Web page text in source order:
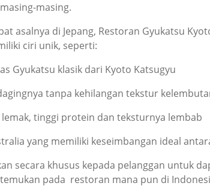
masing.
asalnya di Jepang, Restoran Gyukatsu
ciri unik, seperti:
Gyukatsu klasik dari Kyoto Katsugyu
tanpa kehilangan tekstur
tinggi protein dan teksturnya lembab
yang memiliki keseimbangan ideal
secara khusus kepada pelanggan untuk
pada restoran mana pun di